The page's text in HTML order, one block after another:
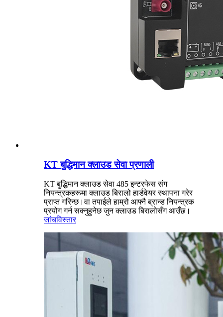
KT बुद्धिमान क्लाउड सेवा प्रणाली
KT बुद्धिमान क्लाउड सेवा 485 इन्टरफेस संग
नियन्त्रकहरूमा क्लाउड बिरालो हार्डवेयर स्थापना गरेर
प्राप्त गरिन्छ।वा तपाईले हाम्रो आफ्नै ब्रान्ड नियन्त्रक
प्रयोग गर्न सक्नुहुनेछ जुन क्लाउड बिरालोसँग आउँछ।
जांचविस्तार